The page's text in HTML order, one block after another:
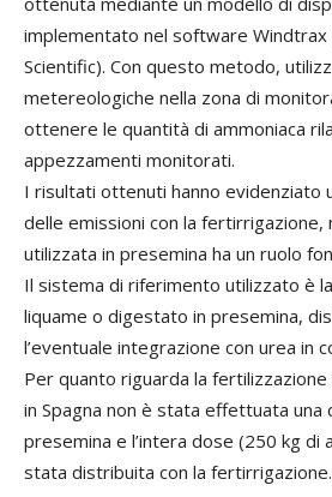
implementato nel software Windtrax
Scientific). Con questo metodo,
metereologiche nella zona di
ottenere le quantità di ammoniaca
appezzamenti monitorati.
I risultati ottenuti hanno evidenziato
delle emissioni con la fertirrigazione,
utilizzata in presemina ha un ruolo
Il sistema di riferimento utilizzato è
liquame o digestato in presemina,
l’eventuale integrazione con urea in
Per quanto riguarda la
in Spagna non è stata effettuata una
presemina e l’intera dose (250 kg di
stata distribuita con la fertirrigazione.